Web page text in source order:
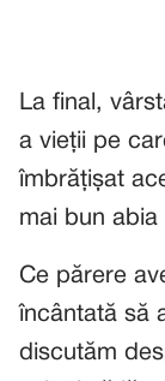
La final,
a vieții pe
îmbrățișat
mai bun abia
Ce părere
încântată să
discutăm